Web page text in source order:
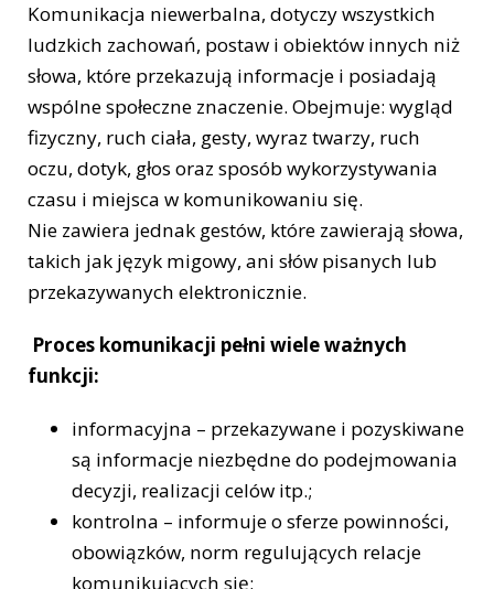
Komunikacja niewerbalna, dotyczy wszystkich
ludzkich zachowań, postaw i obiektów innych niż
słowa, które przekazują informacje i posiadają
wspólne społeczne znaczenie. Obejmuje: wygląd
fizyczny, ruch ciała, gesty, wyraz twarzy, ruch
oczu, dotyk, głos oraz sposób wykorzystywania
czasu i miejsca w komunikowaniu się.
Nie zawiera jednak gestów, które zawierają słowa,
takich jak język migowy, ani słów pisanych lub
przekazywanych elektronicznie.
Proces komunikacji pełni wiele ważnych
funkcji:
informacyjna – przekazywane i pozyskiwane
są informacje niezbędne do podejmowania
decyzji, realizacji celów itp.;
kontrolna – informuje o sferze powinności,
obowiązków, norm regulujących relacje
komunikujących się;